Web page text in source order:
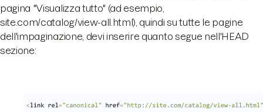
pagina "Visualizza tutto" (ad esempio,
site.com/catalog/view-all.html), quindi su tutte le pagine
dell'impaginazione, devi inserire quanto segue nell'HEAD
sezione: